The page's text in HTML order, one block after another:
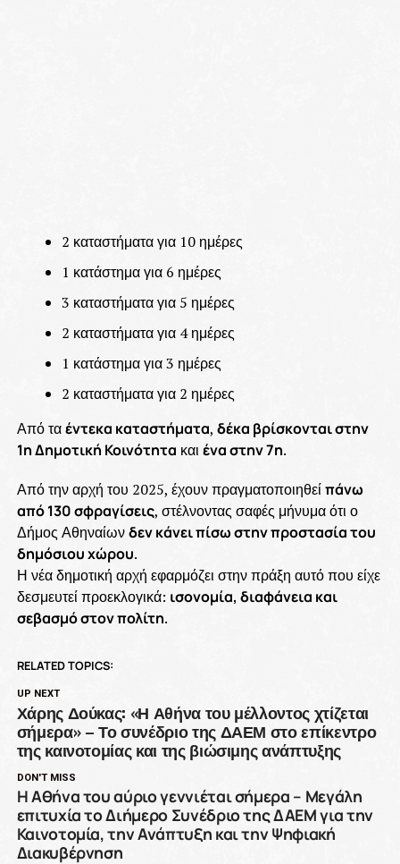
2 καταστήματα για 10 ημέρες
1 κατάστημα για 6 ημέρες
3 καταστήματα για 5 ημέρες
2 καταστήματα για 4 ημέρες
1 κατάστημα για 3 ημέρες
2 καταστήματα για 2 ημέρες
Από ταέντεκα καταστήματα, δέκα βρίσκονται στην
1η Δημοτική Κοινότητα και ένα στην 7η.
Από την αρχή του 2025, έχουν πραγματοποιηθείπάνω
από 130 σφραγίσεις, στέλνοντας σαφές μήνυμα ότι ο
Δήμος Αθηναίωνδεν κάνει πίσω στην προστασία του
δημόσιου χώρου.
Η νέα δημοτική αρχή εφαρμόζει στην πράξη αυτό που είχε
δεσμευτεί προεκλογικά: ισονομία, διαφάνεια και
σεβασμό στον πολίτη.
RELATED TOPICS:
UP NEXT
Χάρης Δούκας: «Η Αθήνα του μέλλοντος χτίζεται
σήμερα» – Το συνέδριο της ΔΑΕΜ στο επίκεντρο
της καινοτομίας και της βιώσιμης ανάπτυξης
DON'T MISS
Η Αθήνα του αύριο γεννιέται σήμερα – Μεγάλη
επιτυχία το Διήμερο Συνέδριο της ΔΑΕΜ για την
Καινοτομία, την Ανάπτυξη και την Ψηφιακή
Διακυβέρνηση